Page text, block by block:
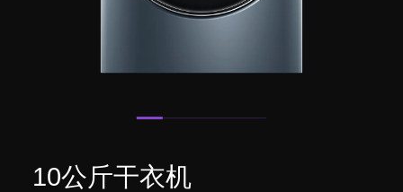
10公斤干衣机